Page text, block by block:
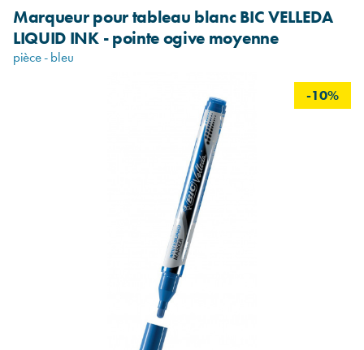
Marqueur pour tableau blanc BIC VELLEDA
LIQUID INK - pointe ogive moyenne
pièce - bleu
-10%